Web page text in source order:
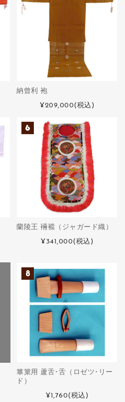
納曾利 袍
¥209,000(税込)
蘭陵王 裲襠（ジャガード織）
¥341,000(税込)
篳篥用 蘆舌･舌（ロゼツ･リー
ド）
¥1,760(税込)